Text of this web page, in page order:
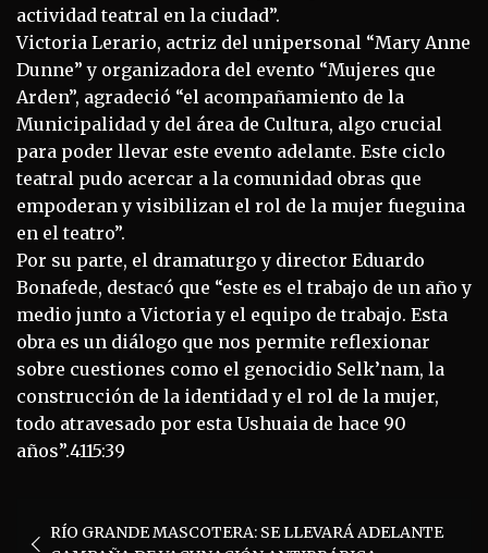
actividad teatral en la ciudad”.
Victoria Lerario, actriz del unipersonal “Mary Anne
Dunne” y organizadora del evento “Mujeres que
Arden”, agradeció “el acompañamiento de la
Municipalidad y del área de Cultura, algo crucial
para poder llevar este evento adelante. Este ciclo
teatral pudo acercar a la comunidad obras que
empoderan y visibilizan el rol de la mujer fueguina
en el teatro”.
Por su parte, el dramaturgo y director Eduardo
Bonafede, destacó que “este es el trabajo de un año y
medio junto a Victoria y el equipo de trabajo. Esta
obra es un diálogo que nos permite reflexionar
sobre cuestiones como el genocidio Selk’nam, la
construcción de la identidad y el rol de la mujer,
todo atravesado por esta Ushuaia de hace 90
años”.4115:39
Navegación
RÍO GRANDE MASCOTERA: SE LLEVARÁ ADELANTE